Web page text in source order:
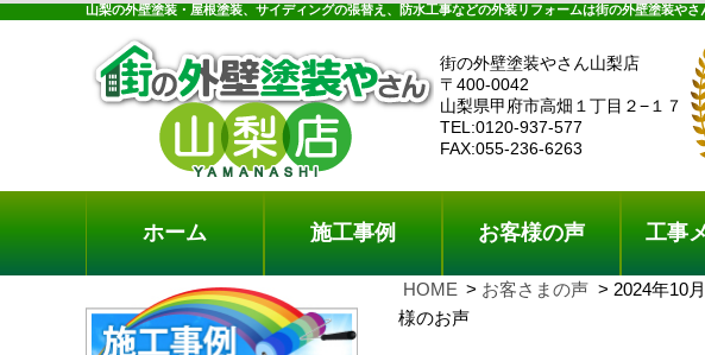
山梨の外壁塗装・屋根塗装、サイディングの張替え、防水工事などの外装リフォームは街の外壁塗装やさ
街の外壁塗装やさん山梨店
〒400-0042
山梨県甲府市高畑１丁目２−１７
TEL:0120-937-577
FAX:055-236-6263
ホーム 施工事例 お客様の声 工事
HOME お客さまの声
2024年10
様のお声